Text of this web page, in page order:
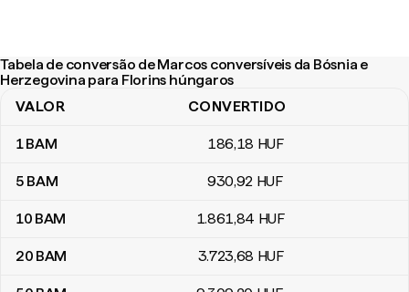
Tabela de conversão de Marcos conversíveis da Bósnia e
Herzegovina para Florins húngaros
Tabela de conversão de Marcos conversíveis da Bósnia e
VALOR CONVERTIDO
1BAM 186,18 HUF
5 BAM 930,92 HUF
10 BAM 1.861,84 HUF
20 BAM 3.723,68 HUF